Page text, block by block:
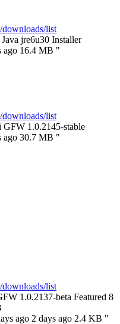
downloads/list
jre6u30 Installer
ago 16.4 MB "
downloads/list
1.0.2145-stable
ago 30.7 MB "
downloads/list
1.0.2137-beta Featured 8
ago 2 days ago 2.4 KB "